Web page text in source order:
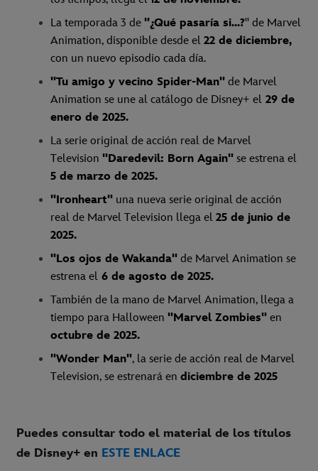
La temporada 3 de "¿Qué pasaría si...?" de Marvel
Animation, disponible desde el 22 de diciembre,
con un nuevo episodio cada día.
"Tu amigo y vecino Spider-Man" de Marvel
Animation se une al catálogo de Disney+ el 29 de
enero de 2025.
La serie original de acción real de Marvel
Television "Daredevil: Born Again" se estrena el
5 de marzo de 2025.
"Ironheart" una nueva serie original de acción
real de Marvel Television llega el 25 de junio de
2025.
"Los ojos de Wakanda" de Marvel Animation se
estrena el 6 de agosto de 2025.
También de la mano de Marvel Animation, llega a
tiempo para Halloween "Marvel Zombies" en
octubre de 2025.
"Wonder Man", la serie de acción real de Marvel
Television, se estrenará en diciembre de 2025
Puedes consultar todo el material de los títulos
de Disney+ en ESTE ENLACE